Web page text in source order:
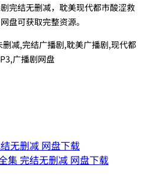
完结无删减，耽美现代都市酸涩救
盘可获取完整资源。
删减,完结广播剧,耽美广播剧,现代都
广播剧网盘
无删减 网盘下载
集 完结无删减 网盘下载